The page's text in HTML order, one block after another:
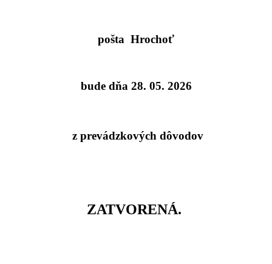
pošta Hrochoť
bude dňa 28. 05. 2026
z prevádzkových dôvodov
ZATVORENÁ.